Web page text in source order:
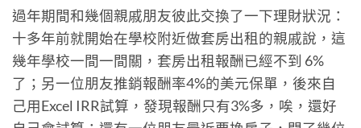
過年期間和幾個親戚朋友彼此交換了一下理財狀況：
十多年前就開始在學校附近做套房出租的親戚說，這
幾年學校一間一間關，套房出租報酬已經不到 6%
了；另一位朋友推銷報酬率4%的美元保單，後來自
己用Excel IRR試算，發現報酬只有3%多，唉，還好